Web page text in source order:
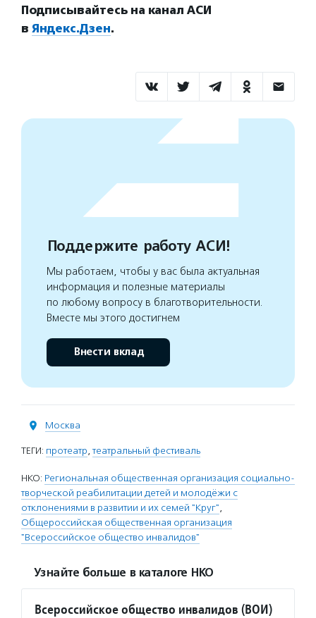
Подписывайтесь на канал АСИ
в Яндекс.Дзен.
Поддержите работу АСИ!
Мы работаем, чтобы у вас была актуальная
информация и полезные материалы
по любому вопросу в благотворительности.
Вместе мы этого достигнем
Внести вклад
Москва
ТЕГИ: протеатр,театральный фестиваль
НКО: Региональная общественная организация социально-
творческой реабилитации детей и молодёжи с
отклонениями в развитии и их семей "Круг",
Общероссийская общественная организация
"Всероссийское общество инвалидов"
Узнайте больше в каталоге НКО
Всероссийское общество инвалидов (ВОИ)